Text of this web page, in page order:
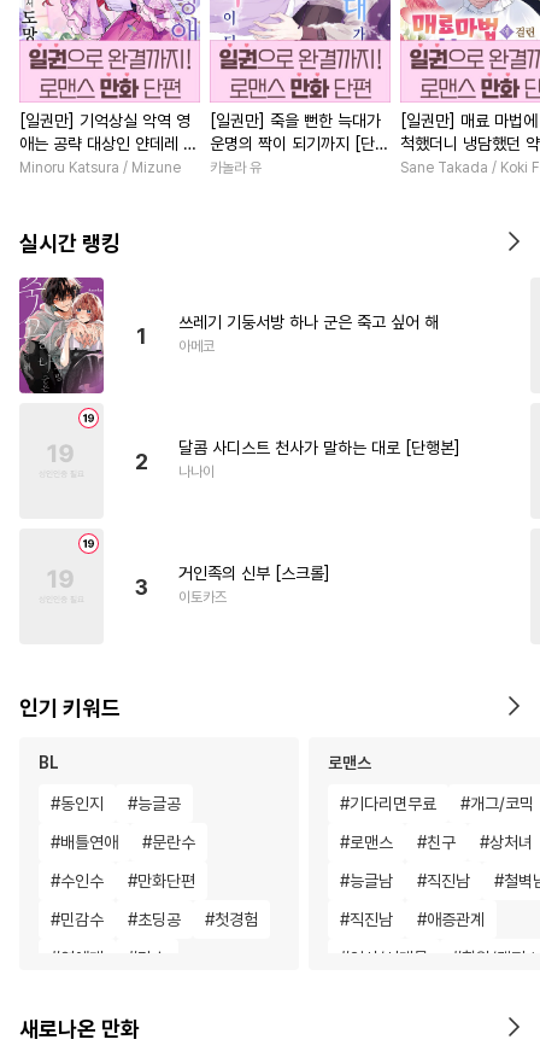
[일권만] 기억상실 악역 영
애는 공략 대상인 얀데레 의
붓 오라버니에게서 도망칠
Minoru Katsura / Mizune
[일권만] 죽을 뻔한 늑대가
운명의 짝이 되기까지 [단행
본]
카놀라 유
[일권만] 매료 마법
척했더니 냉담했던
가 맹목적인 사랑꾼
Sane Takada / Koki
실시간 랭킹
1
쓰레기 기둥서방 하나 군은 죽고 싶어 해
아메코
2
달콤 사디스트 천사가 말하는 대로 [단행본]
나나이
3
거인족의 신부 [스크롤]
이토카즈
인기 키워드
BL
#동인지 #능글공
#배틀연애 #문란수
#수인수 #만화단편
#민감수 #초딩공 #첫경험
#연예계 #강수
#모럴리스
로맨스
#기다리면무료 #개그/코믹
#로맨스 #친구 #상처녀
#능글남 #직진남 #철벽
#직진남 #애증관계
#역사/시대물 #학원/캠퍼스
새로나온 만화